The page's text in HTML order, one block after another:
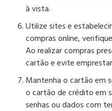
à vista.
Utilize sites e
compras online,
Ao realizar compras
cartão e evite
Mantenha o cartão em
o cartão de crédito em
senhas ou dados com